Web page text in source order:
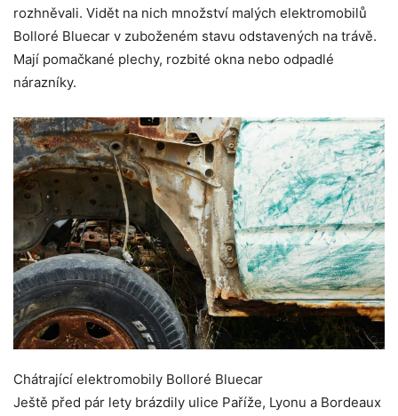
rozhněvali. Vidět na nich množství malých elektromobilů
Bolloré Bluecar v zuboženém stavu odstavených na trávě.
Mají pomačkané plechy, rozbité okna nebo odpadlé
nárazníky.
Chátrající elektromobily Bolloré Bluecar
Ještě před pár lety brázdily ulice Paříže, Lyonu a Bordeaux